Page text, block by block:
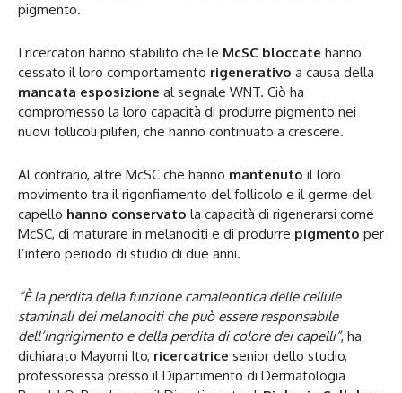
pigmento.
I ricercatori hanno stabilito che le McSC bloccate hanno
cessato il loro comportamento rigenerativo a causa della
mancata esposizione al segnale WNT. Ciò ha
compromesso la loro capacità di produrre pigmento nei
nuovi follicoli piliferi, che hanno continuato a crescere.
Al contrario, altre McSC che hanno mantenuto il loro
movimento tra il rigonfiamento del follicolo e il germe del
capello hanno conservato la capacità di rigenerarsi come
McSC, di maturare in melanociti e di produrre pigmento per
l’intero periodo di studio di due anni.
“È la perdita della funzione camaleontica delle cellule
staminali dei melanociti che può essere responsabile
dell’ingrigimento e della perdita di colore dei capelli”, ha
dichiarato Mayumi Ito, ricercatrice senior dello studio,
professoressa presso il Dipartimento di Dermatologia